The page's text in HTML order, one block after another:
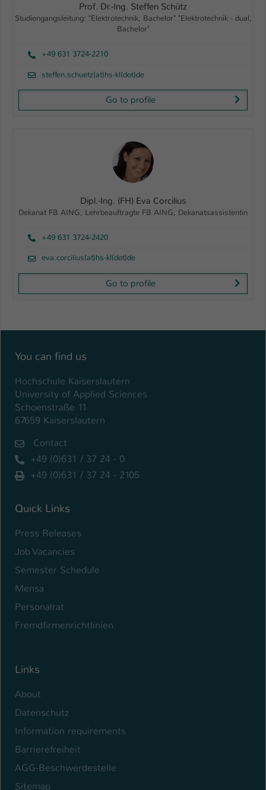
Prof. Dr.-Ing. Steffen Schütz
Studiengangsleitung: "Elektrotechnik, Bachelor" "Elektrotechnik - dual,
Bachelor"
+49 631 3724-2210
steffen.schuetz(at)hs-kl(dot)de
Go to profile
Dipl.-Ing. (FH) Eva Corcilius
Dekanat FB AING, Lehrbeauftragte FB AING, Dekanatsassistentin
+49 631 3724-2420
eva.corcilius(at)hs-kl(dot)de
Go to profile
You can find us
Hochschule Kaiserslautern
University of Applied Sciences
Schoenstraße 11
67659 Kaiserslautern
Contact
+49 (0)631 / 37 24 - 0
+49 (0)631 / 37 24 - 2105
Quick Links
Press Releases
Job Vacancies
Semester Schedule
Mensa
Personalrat
Fremdfirmenrichtlinien
Links
About
Datenschutz
Information requirements
Barrierefreiheit
AGG-Beschwerdestelle
Sitemap